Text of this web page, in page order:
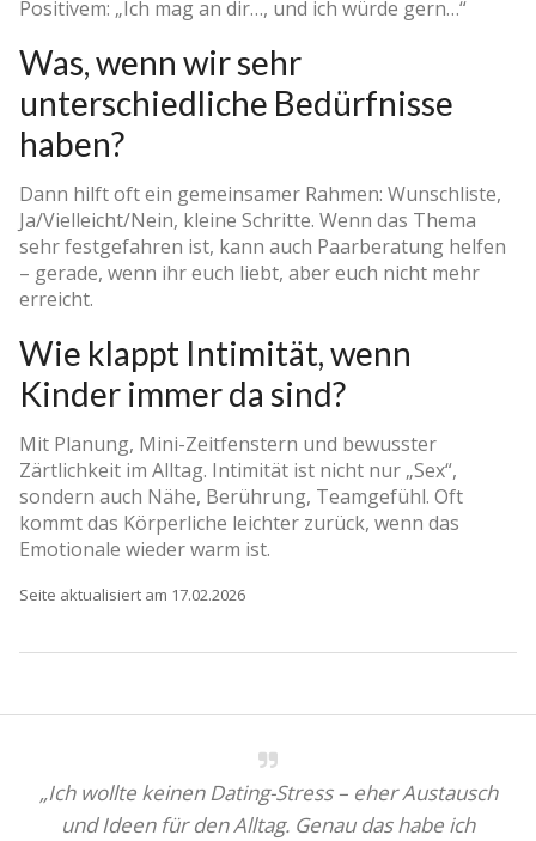
Positivem: „Ich mag an dir…, und ich würde gern…“
Was, wenn wir sehr
unterschiedliche Bedürfnisse
haben?
Dann hilft oft ein gemeinsamer Rahmen: Wunschliste,
Ja/Vielleicht/Nein, kleine Schritte. Wenn das Thema
sehr festgefahren ist, kann auch Paarberatung helfen
– gerade, wenn ihr euch liebt, aber euch nicht mehr
erreicht.
Wie klappt Intimität, wenn
Kinder immer da sind?
Mit Planung, Mini-Zeitfenstern und bewusster
Zärtlichkeit im Alltag. Intimität ist nicht nur „Sex“,
sondern auch Nähe, Berührung, Teamgefühl. Oft
kommt das Körperliche leichter zurück, wenn das
Emotionale wieder warm ist.
Seite aktualisiert am 17.02.2026
„Ich wollte keinen Dating-Stress – eher Austausch
und Ideen für den Alltag. Genau das habe ich